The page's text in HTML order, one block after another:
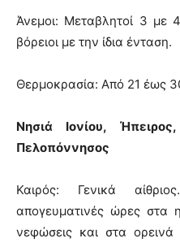
Άνεμοι: Μεταβλητοί 3 με
βόρειοι με την ίδια ένταση.
Θερμοκρασία: Από 21 έως
Νησιά Ιονίου,
Πελοπόννησος
Καιρός: Γενικά
απογευματινές ώρες στα
νεφώσεις και στα